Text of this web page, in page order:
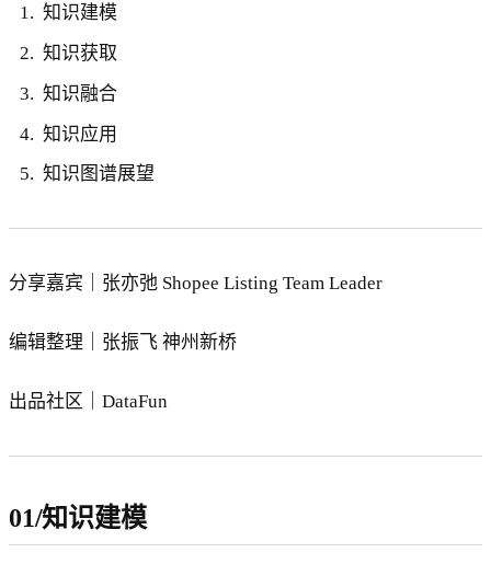
知识建模
知识获取
知识融合
知识应用
知识图谱展望
分享嘉宾｜张亦弛 Shopee Listing Team Leader
编辑整理｜张振飞 神州新桥
出品社区｜DataFun
01/知识建模